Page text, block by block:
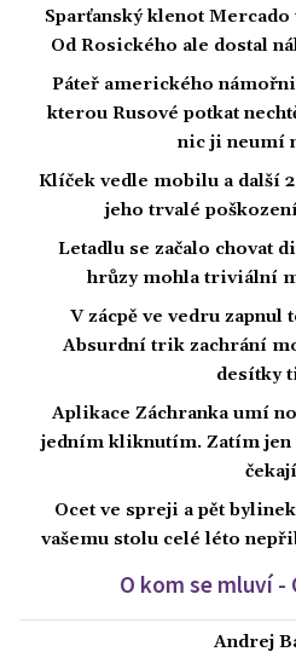
Sparťanský klenot
Od Rosického ale dostal
Páteř amerického
kterou Rusové potkat
nic ji neumí
Klíček vedle mobilu a další
jeho trvalé
Letadlu se začalo chovat
hrůzy mohla triviální
V zácpě ve vedru zapnul
Absurdní trik zachrání
desítky
Aplikace Záchranka umí
jedním kliknutím. Zatím jen
čekají
Ocet ve spreji a pět
vašemu stolu celé léto
O kom se mluví -
Andrej